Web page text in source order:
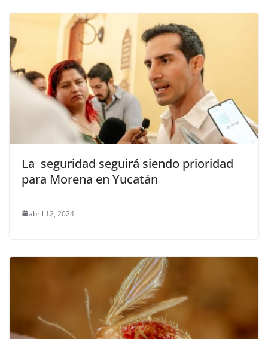
La seguridad seguirá siendo prioridad
para Morena en Yucatán
abril 12, 2024